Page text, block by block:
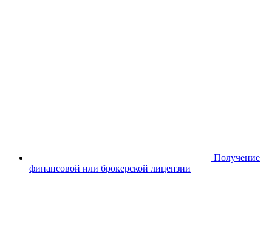
Получение
финансовой или брокерской лицензии